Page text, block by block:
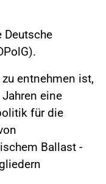
Deutsche
zu entnehmen ist,
eine
für die
Ballast -